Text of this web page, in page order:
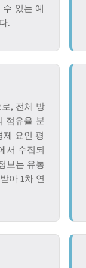
있는 예
.
, 전체 방
점유율 분
요인 평
서 수집되
보는 유통
아 1차 연